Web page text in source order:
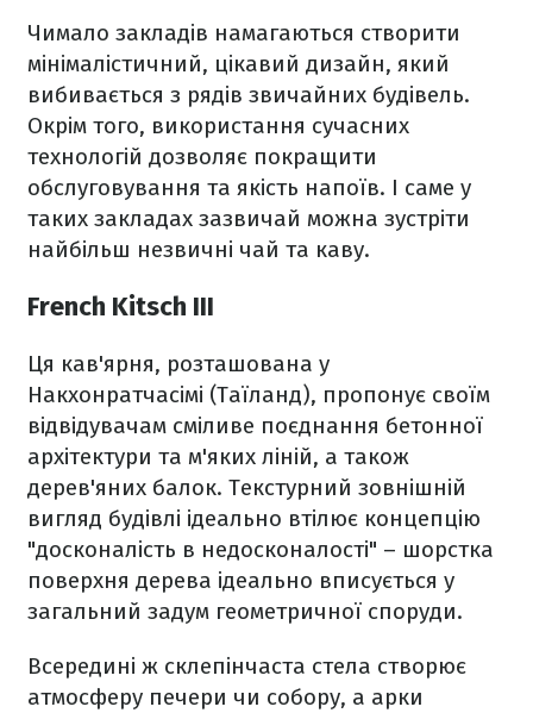
Чимало закладів намагаються створити
мінімалістичний, цікавий дизайн, який
вибивається з рядів звичайних будівель.
Окрім того, використання сучасних
технологій дозволяє покращити
обслуговування та якість напоїв. І саме у
таких закладах зазвичай можна зустріти
найбільш незвичні чай та каву.
French Kitsch III
Ця кав'ярня, розташована у
Накхонратчасімі (Таїланд), пропонує своїм
відвідувачам сміливе поєднання бетонної
архітектури та м'яких ліній, а також
дерев'яних балок. Текстурний зовнішній
вигляд будівлі ідеально втілює концепцію
"досконалість в недосконалості" – шорстка
поверхня дерева ідеально вписується у
загальний задум геометричної споруди.
Всередині ж склепінчаста стела створює
атмосферу печери чи собору, а арки